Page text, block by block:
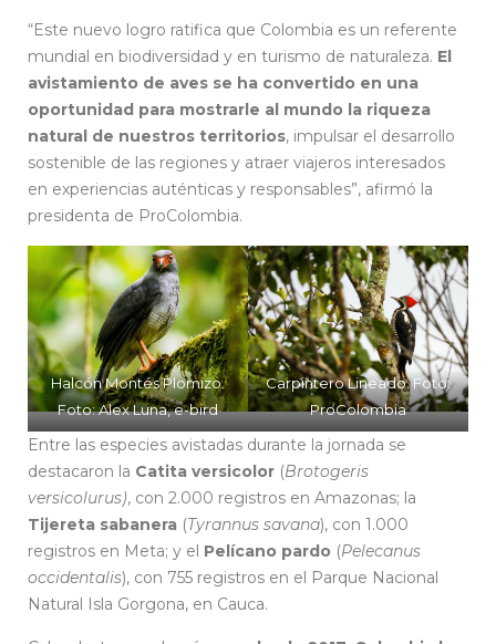
“Este nuevo logro ratifica que Colombia es un referente
mundial en biodiversidad y en turismo de naturaleza. El
avistamiento de aves se ha convertido en una
oportunidad para mostrarle al mundo la riqueza
natural de nuestros territorios, impulsar el desarrollo
sostenible de las regiones y atraer viajeros interesados
en experiencias auténticas y responsables”, afirmó la
presidenta de ProColombia.
Halcón Montés Plomizo.
Foto: Alex Luna, e-bird
Carpintero Lineado. Foto:
ProColombia
Entre las especies avistadas durante la jornada se
destacaron la Catita versicolor (Brotogeris
versicolurus), con 2.000 registros en Amazonas; la
Tijereta sabanera (Tyrannus savana), con 1.000
registros en Meta; y el Pelícano pardo (Pelecanus
occidentalis), con 755 registros en el Parque Nacional
Natural Isla Gorgona, en Cauca.